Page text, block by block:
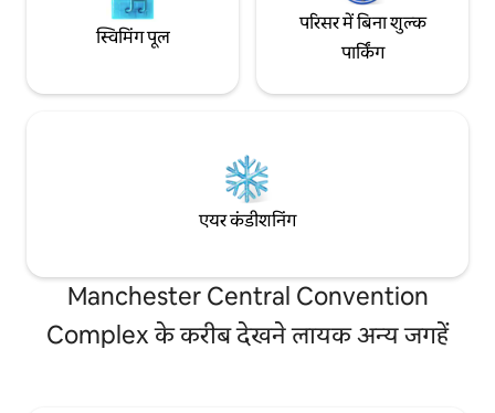
स्विमिंग पूल
परिसर में बिना शुल्क
पार्किंग
एयर कंडीशनिंग
Manchester Central Convention
Complex के करीब देखने लायक अन्य जगहें